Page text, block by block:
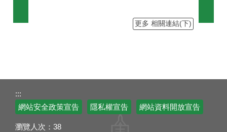
更多 相關連結(下)
:::
網站安全政策宣告
隱私權宣告 網站資料開放宣告
瀏覽人次： 38